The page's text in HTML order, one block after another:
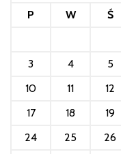
P W Ś
3
4 5
10
11 12
17
18 19
24
25 26